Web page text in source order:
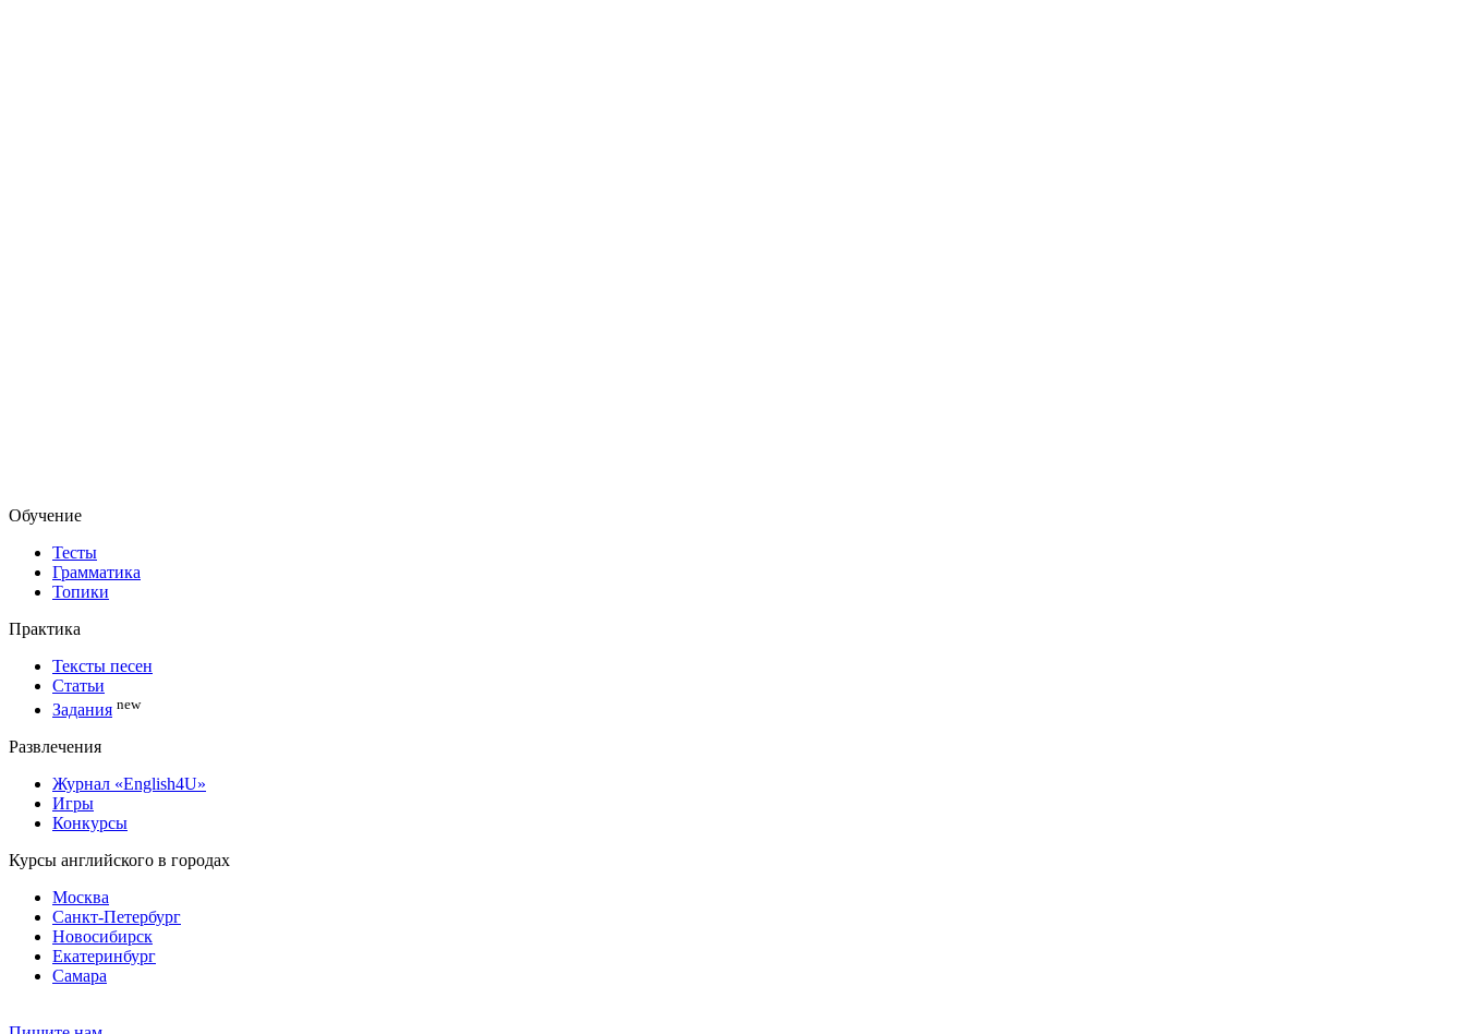
Обучение
Тесты
Грамматика
Топики
Практика
Тексты песен
Статьи
Задания new
Развлечения
Журнал «English4U»
Игры
Конкурсы
Курсы английского в городах
Москва
Санкт-Петербург
Новосибирск
Екатеринбург
Самара